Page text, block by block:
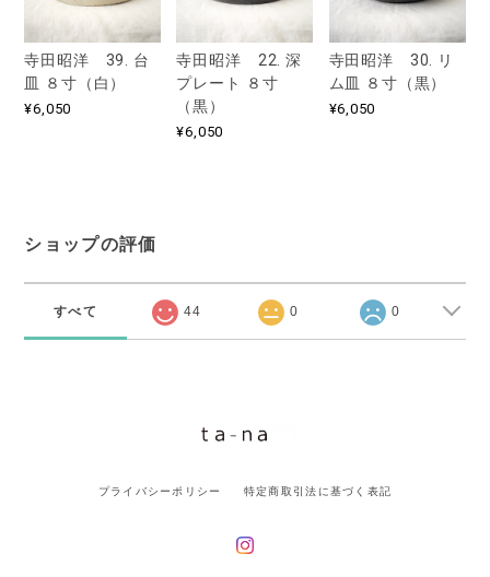
寺田昭洋 39. 台
皿 ８寸（白）
¥6,050
寺田昭洋 22. 深
プレート ８寸
（黒）
¥6,050
寺田昭洋 30. リ
ム皿 ８寸（黒）
¥6,050
ショップの評価
すべて 44 0 0
プライバシーポリシー 特定商取引法に基づく表記